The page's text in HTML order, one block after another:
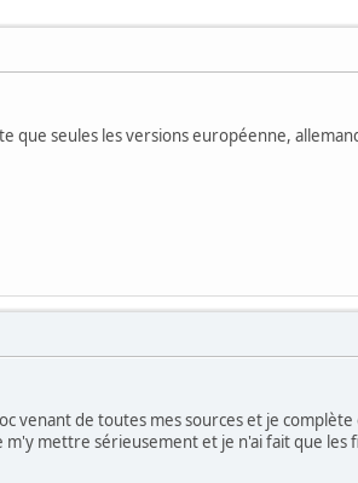
que seules les versions européenne,
venant de toutes mes sources et je
mettre sérieusement et je n'ai fait que les